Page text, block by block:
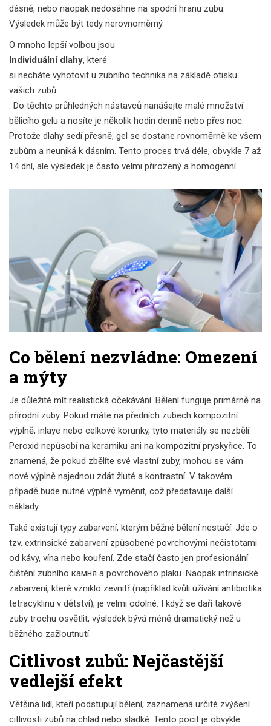
dásně, nebo naopak nedosáhne na spodní hranu zubu.
Výsledek může být tedy nerovnoměrný.
O mnoho lepší volbou jsou
Individuální dlahy, které
si necháte vyhotovit u zubního technika na základě otisku
vašich zubů
. Do těchto průhledných nástavců nanášejte malé množství
bělicího gelu a nosíte je několik hodin denně nebo přes noc.
Protože dlahy sedí přesně, gel se dostane rovnoměrně ke všem
zubům a neuniká k dásním. Tento proces trvá déle, obvykle 7 až
14 dní, ale výsledek je často velmi přirozený a homogenní.
Co bělení nezvládne: Omezení
a mýty
Je důležité mít realistická očekávání. Bělení funguje primárně na
přírodní zuby. Pokud máte na předních zubech kompozitní
výplně, inlaye nebo celkové korunky, tyto materiály se nezbělí.
Peroxid nepůsobí na keramiku ani na kompozitní pryskyřice. To
znamená, že pokud zbělíte své vlastní zuby, mohou se vám
nové výplně najednou zdát žluté a kontrastní. V takovém
případě bude nutné výplně vyměnit, což představuje další
náklady.
Také existují typy zabarvení, kterým běžné bělení nestačí. Jde o
tzv. extrinsické zabarvení způsobené povrchovými nečistotami
od kávy, vína nebo kouření. Zde stačí často jen profesionální
čištění zubního камня a povrchového plaku. Naopak intrinsické
zabarvení, které vzniklo zevnitř (například kvůli užívání antibiotika
tetracyklinu v dětství), je velmi odolné. I když se daří takové
zuby trochu osvětlit, výsledek bývá méně dramatický než u
běžného zažloutnutí.
Citlivost zubů: Nejčastější
vedlejší efekt
Většina lidí, kteří podstupují bělení, zaznamená určité zvýšení
citlivosti zubů na chlad nebo sladké. Tento pocit je obvykle